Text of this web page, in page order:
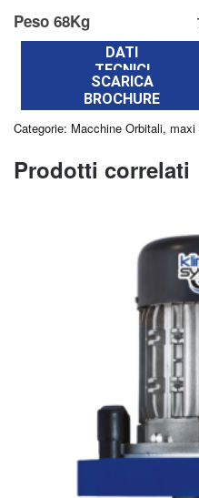
Peso 68Kg
DATI
TECNICI
SCARICA
BROCHURE
Categorie: Macchine Orbitali, maxi
Prodotti correlati